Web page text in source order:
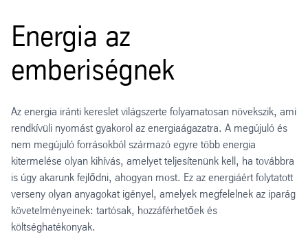
Energia az
emberiségnek
Az energia iránti kereslet világszerte folyamatosan növekszik, ami
rendkívüli nyomást gyakorol az energiaágazatra. A megújuló és
nem megújuló forrásokból származó egyre több energia
kitermelése olyan kihívás, amelyet teljesítenünk kell, ha továbbra
is úgy akarunk fejlődni, ahogyan most. Ez az energiáért folytatott
verseny olyan anyagokat igényel, amelyek megfelelnek az iparág
követelményeinek: tartósak, hozzáférhetőek és
költséghatékonyak.